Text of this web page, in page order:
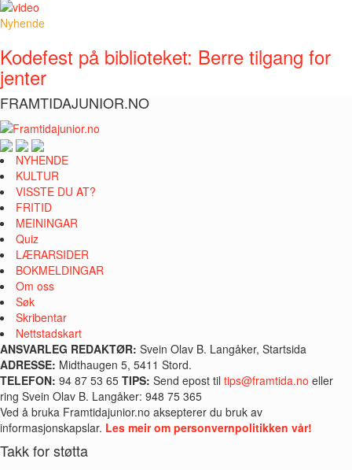
Nyhende
Kodefest på biblioteket: Berre tilgang for
jenter
FRAMTIDAJUNIOR.NO
NYHENDE
KULTUR
VISSTE DU AT?
FRITID
MEININGAR
Quiz
LÆRARSIDER
BOKMELDINGAR
Om oss
Søk
Skribentar
Nettstadskart
ANSVARLEG REDAKTØR: Svein Olav B. Langåker, Startsida
ADRESSE: Midthaugen 5, 5411 Stord.
TELEFON: 94 87 53 65 TIPS: Send epost til tips@framtida.no eller
ring Svein Olav B. Langåker: 948 75 365
Ved å bruka Framtidajunior.no aksepterer du bruk av
informasjonskapslar. Les meir om personvernpolitikken vår!
Takk for støtta